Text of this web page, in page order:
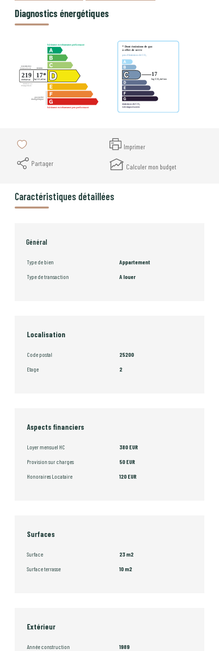
Diagnostics énergétiques
Imprimer
Partager
Calculer mon budget
Caractéristiques détaillées
Général
Type de bien Appartement
Type de transaction A louer
Localisation
Code postal 25200
Etage 2
Aspects financiers
Loyer mensuel HC 380 EUR
Provision sur charges 50 EUR
Honoraires Locataire 120 EUR
Surfaces
Surface 23 m2
Surface terrasse 10 m2
Extérieur
Année construction 1989